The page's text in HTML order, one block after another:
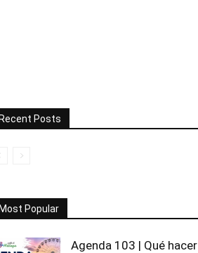
Posts
Popular
Agenda 103 | Qué hacer